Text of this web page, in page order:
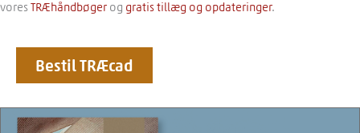
vores TRÆhåndbøger og gratis tillæg og opdateringer.
Bestil TRÆcad